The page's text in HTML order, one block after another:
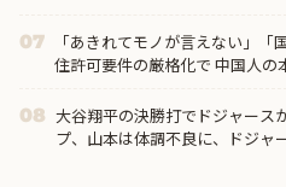
07
「あきれてモノが言えない」
住許可要件の厳格化で 中国人の
08 大谷翔平の決勝打でドジャース
プ、山本は体調不良に、ドジャ